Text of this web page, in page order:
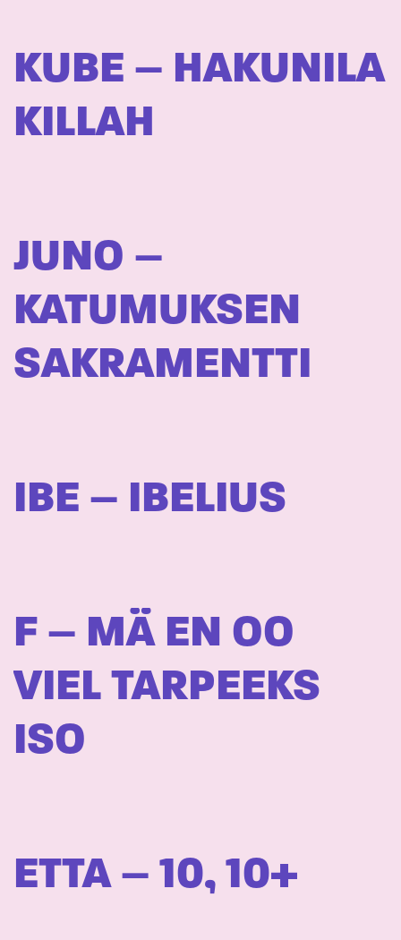
KUBE – HAKUNILA
KILLAH
JUNO –
KATUMUKSEN
SAKRAMENTTI
IBE – IBELIUS
F – MÄ EN OO
VIEL TARPEEKS
ISO
ETTA – 10, 10+